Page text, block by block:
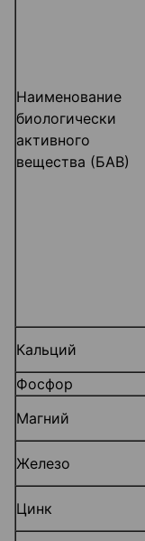
Наименование
биологически
активного
вещества (БАВ)
Кальций
Фосфор
Магний
Железо
Цинк